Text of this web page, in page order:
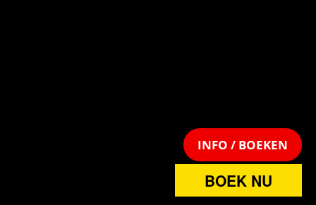
INFO / BOEKEN
BOEK NU